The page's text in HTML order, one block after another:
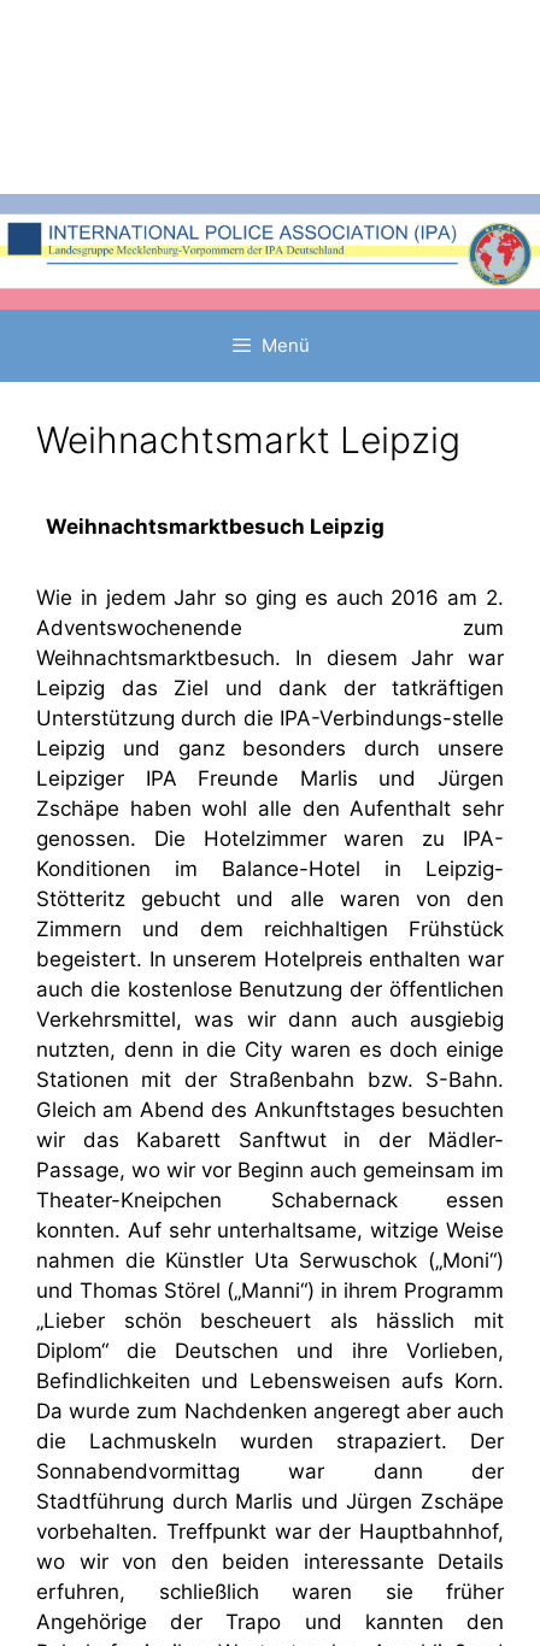
Menü
Weihnachtsmarkt Leipzig
Weihnachtsmarktbesuch Leipzig
Wie in jedem Jahr so ging es auch 2016 am 2.
Adventswochenende zum
Weihnachtsmarktbesuch. In diesem Jahr war
Leipzig das Ziel und dank der tatkräftigen
Unterstützung durch die IPA-Verbindungs-stelle
Leipzig und ganz besonders durch unsere
Leipziger IPA Freunde Marlis und Jürgen
Zschäpe haben wohl alle den Aufenthalt sehr
genossen. Die Hotelzimmer waren zu IPA-
Konditionen im Balance-Hotel in Leipzig-
Stötteritz gebucht und alle waren von den
Zimmern und dem reichhaltigen Frühstück
begeistert. In unserem Hotelpreis enthalten war
auch die kostenlose Benutzung der öffentlichen
Verkehrsmittel, was wir dann auch ausgiebig
nutzten, denn in die City waren es doch einige
Stationen mit der Straßenbahn bzw. S-Bahn.
Gleich am Abend des Ankunftstages besuchten
wir das Kabarett Sanftwut in der Mädler-
Passage, wo wir vor Beginn auch gemeinsam im
Theater-Kneipchen Schabernack essen
konnten. Auf sehr unterhaltsame, witzige Weise
nahmen die Künstler Uta Serwuschok („Moni“)
und Thomas Störel („Manni“) in ihrem Programm
„Lieber schön bescheuert als hässlich mit
Diplom“ die Deutschen und ihre Vorlieben,
Befindlichkeiten und Lebensweisen aufs Korn.
Da wurde zum Nachdenken angeregt aber auch
die Lachmuskeln wurden strapaziert. Der
Sonnabendvormittag war dann der
Stadtführung durch Marlis und Jürgen Zschäpe
vorbehalten. Treffpunkt war der Hauptbahnhof,
wo wir von den beiden interessante Details
erfuhren, schließlich waren sie früher
Angehörige der Trapo und kannten den